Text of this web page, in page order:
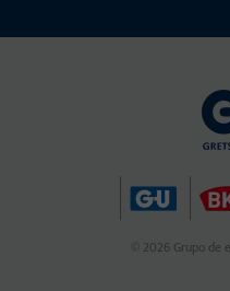
© 2026 Grupo de